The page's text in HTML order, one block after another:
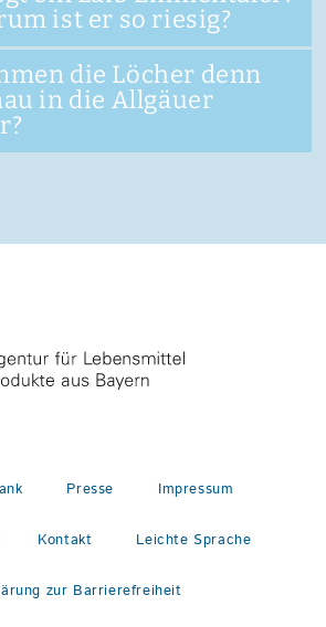
ist er so riesig?
die Löcher denn
in die Allgäuer
Presse Impressum
Kontakt Leichte Sprache
zur Barrierefreiheit